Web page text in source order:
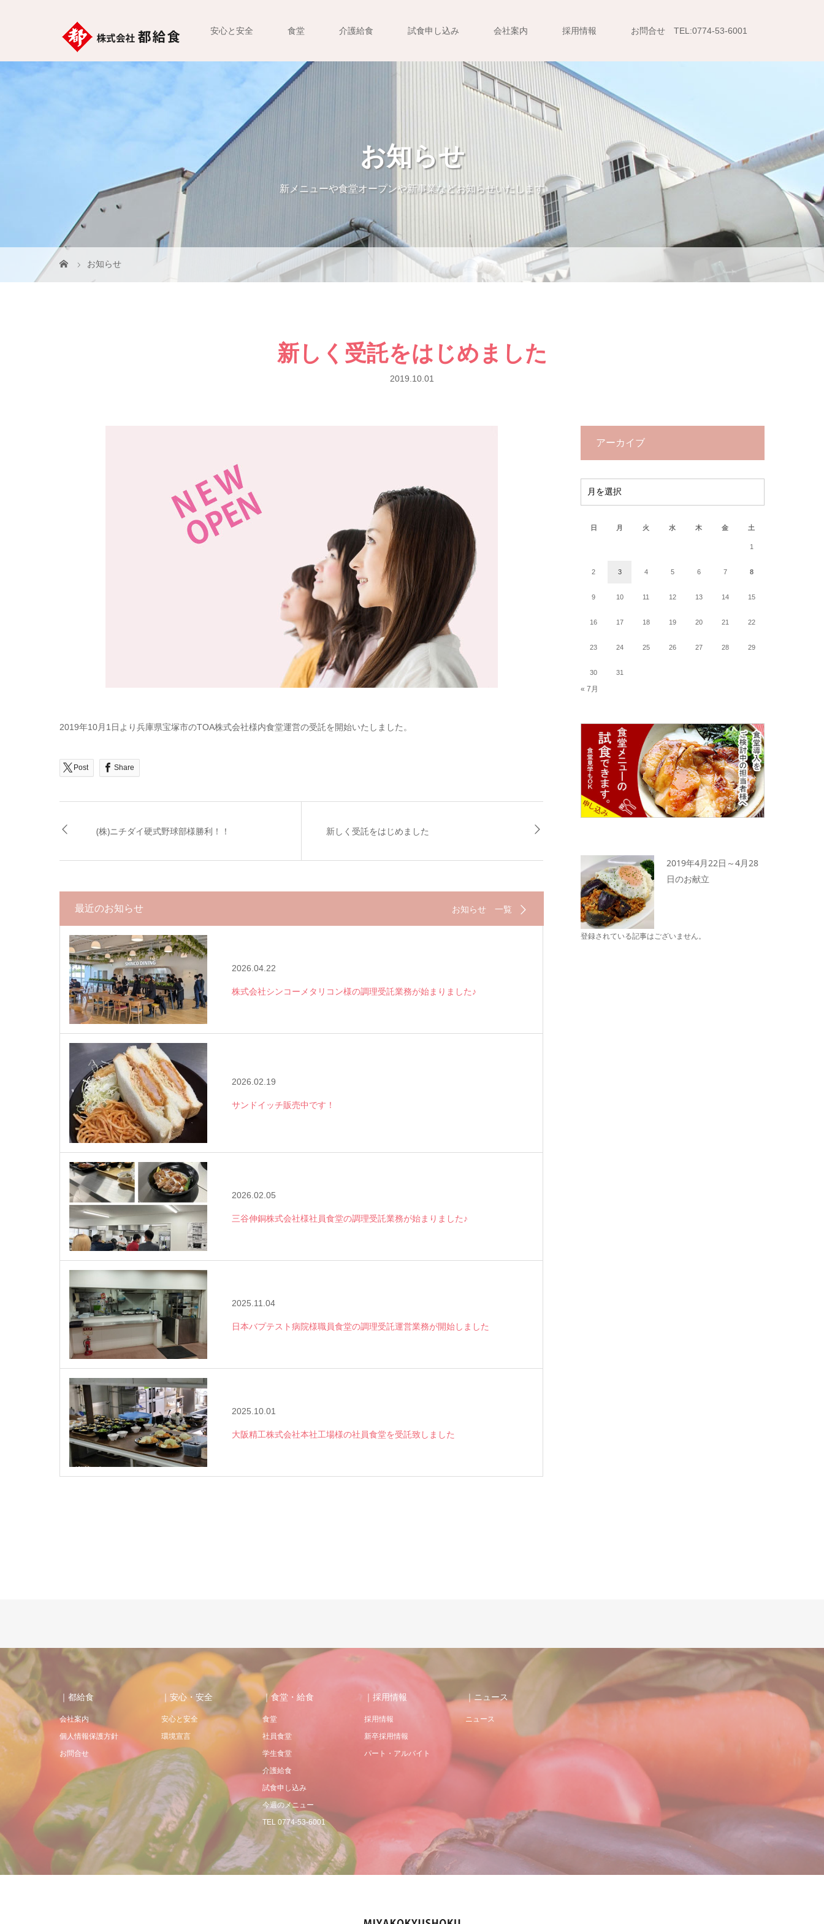
安心と安全 食堂 介護給食 試食申し込み 会社案内 採用情報 お問合せ TEL:0774-53-6001
お知らせ
新メニューや食堂オープンや新事業などお知らせいたします
お知らせ
新しく受託をはじめました
2019.10.01
2019年10月1日より兵庫県宝塚市のTOA株式会社様内食堂運営の受託を開始いたしました。
Post Share
(株)ニチダイ硬式野球部様勝利！！ 新しく受託をはじめました
最近のお知らせ お知らせ 一覧
2026.04.22
株式会社シンコーメタリコン様の調理受託業務が始まりました♪
2026.02.19
サンドイッチ販売中です！
2026.02.05
三谷伸銅株式会社様社員食堂の調理受託業務が始まりました♪
2025.11.04
日本バプテスト病院様職員食堂の調理受託運営業務が開始しました
2025.10.01
大阪精工株式会社本社工場様の社員食堂を受託致しました
アーカイブ
日
月 火 水 木 金 土
1
2 3 4 5 6 7 8
9 10 11 12 13 14 15
16 17 18 19 20 21 22
23 24 25 26 27 28 29
30 31
« 7月
2019年4月22日～4月28
日のお献立
登録されている記事はございません。
｜都給食
会社案内
個人情報保護方針
お問合せ
｜安心・安全
安心と安全
環境宣言
｜食堂・給食
食堂
社員食堂
学生食堂
介護給食
試食申し込み
今週のメニュー
TEL 0774-53-6001
｜採用情報
採用情報
新卒採用情報
パート・アルバイト
｜ニュース
ニュース